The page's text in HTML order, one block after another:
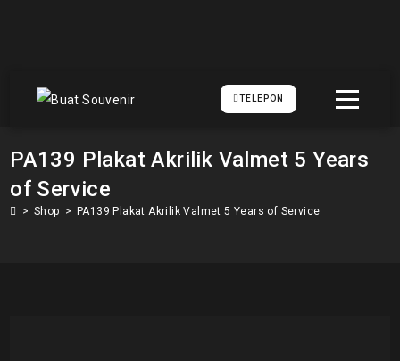
TELEPON
PA139 Plakat Akrilik Valmet 5 Years
of Service
> Shop > PA139 Plakat Akrilik Valmet 5 Years of Service